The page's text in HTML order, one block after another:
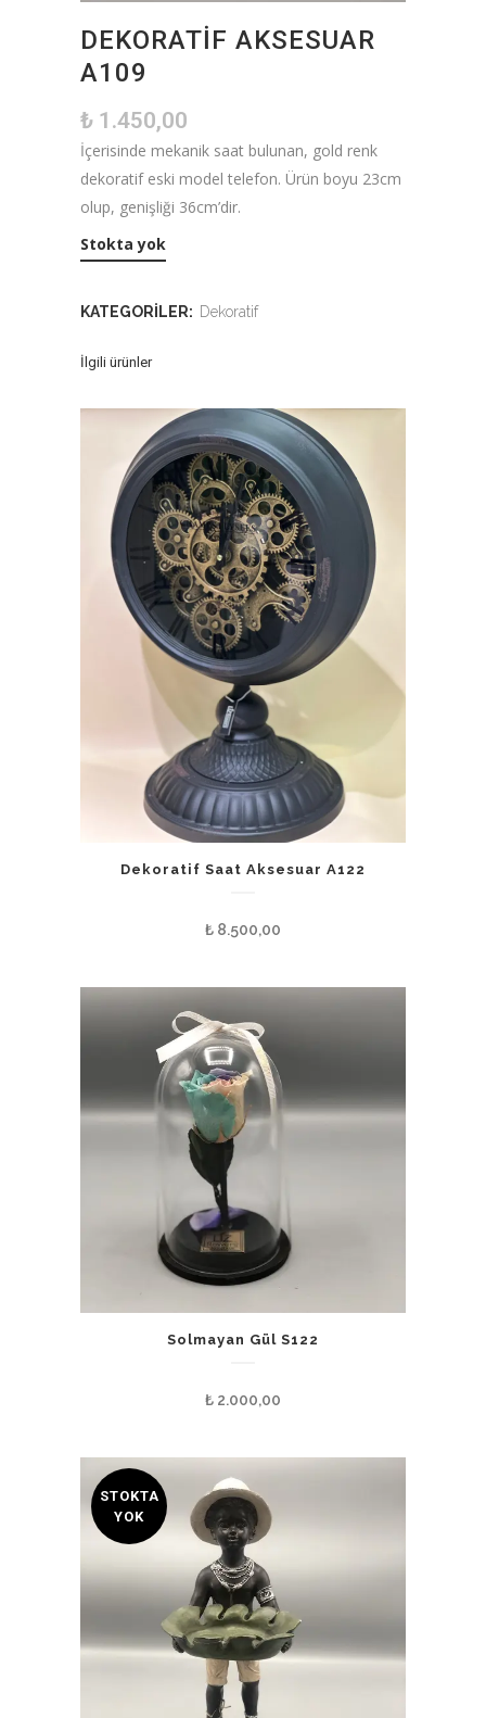
DEKORATIF AKSESUAR
A109
₺ 1.450,00
İçerisinde mekanik saat bulunan, gold renk
dekoratif eski model telefon. Ürün boyu 23cm
olup, genişliği 36cm’dir.
Stokta yok
KATEGORILER: Dekoratif
İlgili ürünler
Dekoratif Saat Aksesuar A122
₺ 8.500,00
Solmayan Gül S122
₺ 2.000,00
STOKTA
YOK